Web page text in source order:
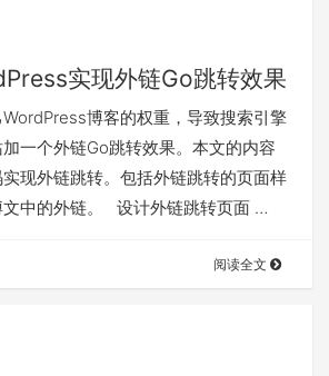
实现外链Go跳转效果
博客的权重，导致搜索引擎
一个外链Go跳转效果。本文的内容
现外链跳转。包括外链跳转的页面样
文中的外链。 设计外链跳转页面 …
阅读全文